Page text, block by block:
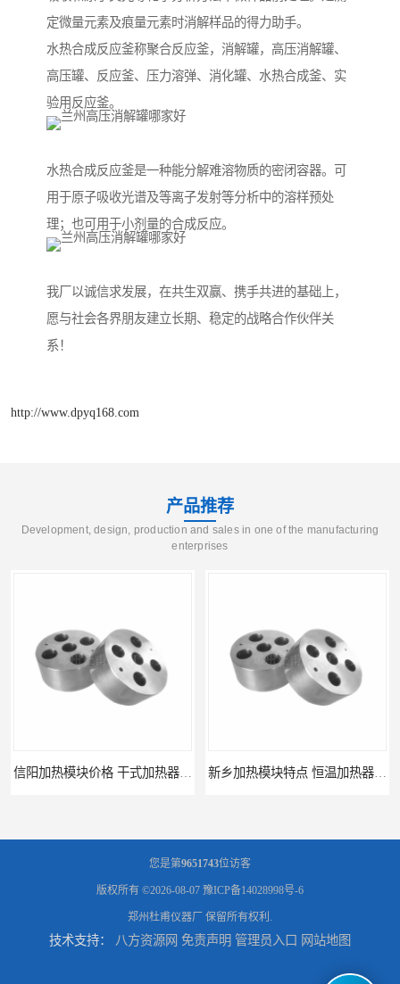
定微量元素及痕量元素时消解样品的得力助手。
水热合成反应釜称聚合反应釜，消解罐，高压消解罐、
高压罐、反应釜、压力溶弹、消化罐、水热合成釜、实
验用反应釜。
水热合成反应釜是一种能分解难溶物质的密闭容器。可
用于原子吸收光谱及等离子发射等分析中的溶样预处
理；也可用于小剂量的合成反应。
我厂以诚信求发展，在共生双赢、携手共进的基础上，
愿与社会各界朋友建立长期、稳定的战略合作伙伴关
系！
http://www.dpyq168.com
产品推荐
Development, design, production and sales in one of the manufacturing
enterprises
您是第9651743位访客
版权所有 ©2026-08-07 豫ICP备14028998号-6
郑州杜甫仪器厂 保留所有权利.
技术支持： 八方资源网 免责声明 管理员入口 网站地图